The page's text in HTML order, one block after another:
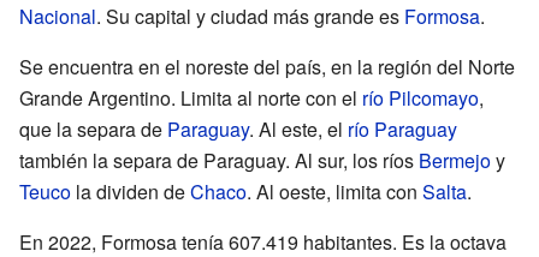
Nacional. Su capital y ciudad más grande es Formosa.
Se encuentra en el noreste del país, en la región del Norte
Grande Argentino. Limita al norte con el río Pilcomayo,
que la separa de Paraguay. Al este, el río Paraguay
también la separa de Paraguay. Al sur, los ríos Bermejoy
Teuco la dividen deChaco. Al oeste, limita con Salta.
En 2022, Formosa tenía 607.419 habitantes. Es la octava